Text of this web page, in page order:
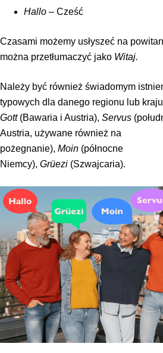
Hallo – Cześć
Czasami możemy usłyszeć na
można przetłumaczyć jako Witaj.
Należy być również świadomym
typowych dla danego regionu lub
Gott(Bawaria i Austria), Servus
Austria, używane również na
pożegnanie), Moin (północne
Niemcy), Grüezi (Szwajcaria).